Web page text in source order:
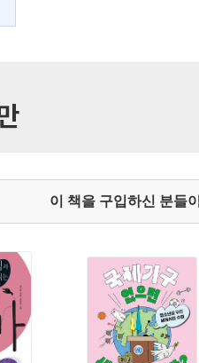
이 책을 구입하신 분들이